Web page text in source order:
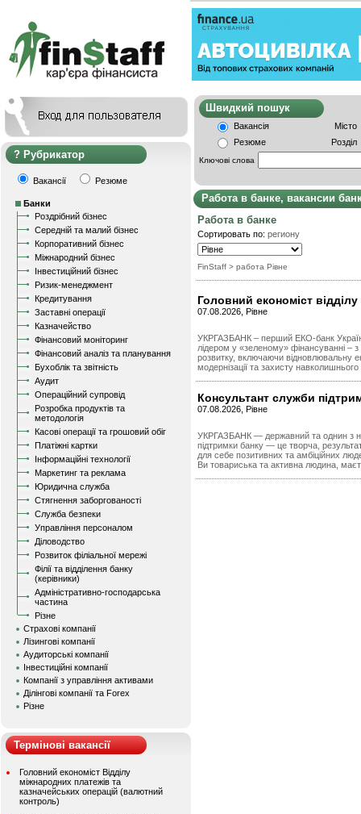
Рубрикатор
Вакансії Резюме
Банки
Роздрібний бізнес
Середній та малий бізнес
Корпоративний бізнес
Міжнародний бізнес
Інвестиційний бізнес
Ризик-менеджмент
Кредитування
Заставні операції
Казначейство
Фінансовий моніторинг
Фінансовий аналіз та планування
Бухоблік та звітність
Аудит
Операційний супровід
Розробка продуктів та
методологія
Касові операції та грошовий обіг
Платіжні картки
Інформаційні технології
Маркетинг та реклама
Юридична служба
Стягнення заборгованості
Служба безпеки
Управління персоналом
Діловодство
Розвиток філіальної мережі
Філії та відділення банку
(керівники)
Адміністративно-господарська
частина
Різне
Страхові компанії
Лізингові компанії
Аудиторські компанії
Інвестиційні компанії
Компанії з управління активами
Ділінгові компанії та Forex
Різне
Термінові вакансії
Головний економіст Відділу
міжнародних платежів та
казначейських операцій (валютний
контроль)
Швидкий
Вакансія
Місто
Резюме
Розділ
Ключові слова
Работа в банке, вакансии
Работа в банке
Сортировать по: региону
FinStaff > работа Рівне
Головний економіст
07.08.2026, Рівне
УКРГАЗБАНК – перший ЕКО-банк
лідером у «зеленому» фінансуванні –
розвитку, включаючи відновлювальну
модернізації та захисту
Консультант служби
07.08.2026, Рівне
УКРГАЗБАНК — державний та однин з
підтримки банку — це творча,
для себе позитивних та амбіційних
Ви товариська та активна людина,